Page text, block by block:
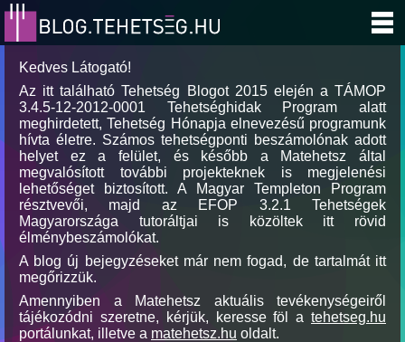
Kedves Látogató!
Az itt található Tehetség Blogot 2015 elején a TÁMOP
3.4.5-12-2012-0001 Tehetséghidak Program alatt
meghirdetett, Tehetség Hónapja elnevezésű programunk
hívta életre. Számos tehetségponti beszámolónak adott
helyet ez a felület, és később a Matehetsz által
megvalósított további projekteknek is megjelenési
lehetőséget biztosított. A Magyar Templeton Program
résztvevői, majd az EFOP 3.2.1 Tehetségek
Magyarországa tutoráltjai is közöltek itt rövid
élménybeszámolókat.
A blog új bejegyzéseket már nem fogad, de tartalmát itt
megőrizzük.
Amennyiben a Matehetsz aktuális tevékenységeiről
tájékozódni szeretne, kérjük, keresse föl a tehetseg.hu
portálunkat, illetve a matehetsz.hu oldalt.